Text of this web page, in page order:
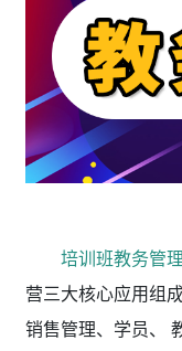
培训班教务管
营三大核心应用组
销售管理、学员、